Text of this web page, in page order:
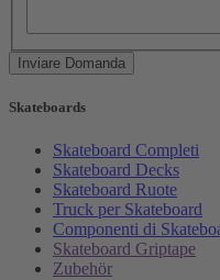
Inviare Domanda
Skateboards
Skateboard Completi
Skateboard Decks
Skateboard Ruote
Truck per Skateboard
Componenti di
Skateboard Griptape
Zubehör